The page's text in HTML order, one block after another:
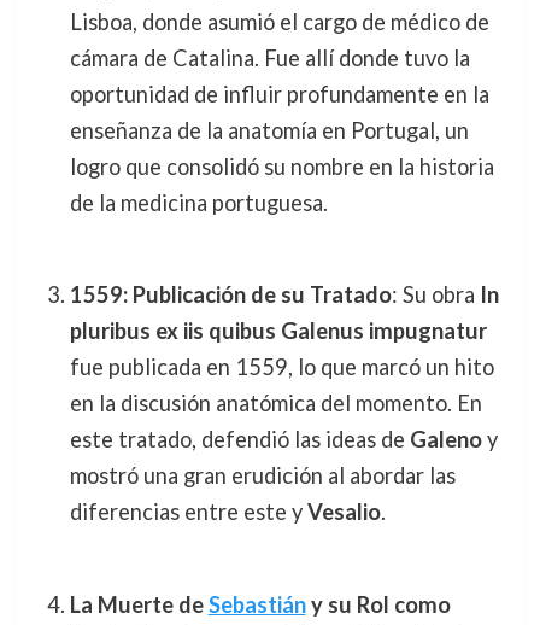
Lisboa, donde asumió el cargo de médico de
cámara de Catalina. Fue allí donde tuvo la
oportunidad de influir profundamente en la
enseñanza de la anatomía en Portugal, un
logro que consolidó su nombre en la historia
de la medicina portuguesa.
1559: Publicación de su Tratado: Su obra In
pluribus ex iis quibus Galenus impugnatur
fue publicada en 1559, lo que marcó un hito
en la discusión anatómica del momento. En
este tratado, defendió las ideas de Galenoy
mostró una gran erudición al abordar las
diferencias entre este yVesalio.
La Muerte deSebastiány su Rol como